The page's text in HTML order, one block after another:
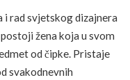
i rad svjetskog dizajnera
žena koja u svom
od čipke. Pristaje
svakodnevnih